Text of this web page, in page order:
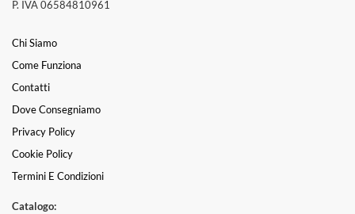
P. IVA 06584810961
Chi Siamo
Come Funziona
Contatti
Dove Consegniamo
Privacy Policy
Cookie Policy
Termini E Condizioni
Catalogo: